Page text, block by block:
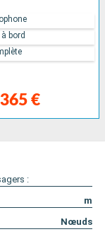
€
bord
:
m
Nœuds